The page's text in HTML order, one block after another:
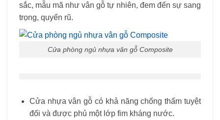
sắc, mẫu mã như vân gỗ tự nhiên, đem đến sự sang
trọng, quyến rũ.
Cửa phòng ngủ nhựa vân gỗ Composite
Cửa nhựa vân gỗ có khả năng chống thấm tuyệt
đối và được phủ một lớp fim kháng nước.